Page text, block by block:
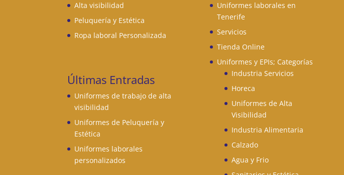
Alta visibilidad
Peluquería y Estética
Ropa laboral Personalizada
Últimas Entradas
Uniformes de trabajo de alta
visibilidad
Uniformes de Peluquería y
Estética
Uniformes laborales
personalizados
Uniformes laborales en
Tenerife
Servicios
Tienda Online
Uniformes y EPIs; Categorías
Industria Servicios
Horeca
Uniformes de Alta
Visibilidad
Industria Alimentaria
Calzado
Agua y Frio